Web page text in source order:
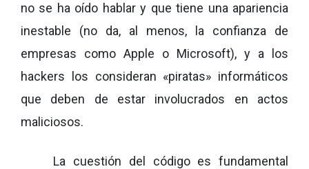
no se ha oído hablar y que tiene una apariencia
inestable (no da, al menos, la confianza de
empresas como Apple o Microsoft), y a los
hackers los consideran «piratas» informáticos
que deben de estar involucrados en actos
maliciosos.
La cuestión del código es fundamental